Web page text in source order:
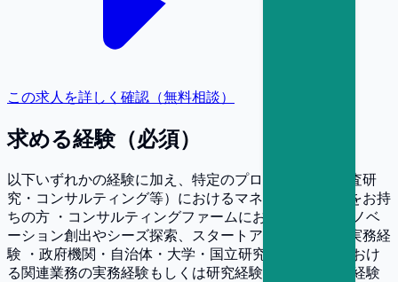
この求人を詳しく確認（無料相談）
求める経験（必須）
以下いずれかの経験に加え、特定のプロジェクト（調査研
究・コンサルティング等）におけるマネジメント経験をお持
ちの方 ・コンサルティングファームにおける、地域イノベ
ーション創出やシーズ探索、スタートアップ支援等の実務経
験 ・政府機関・自治体・大学・国立研究開発法人等におけ
る関連業務の実務経験もしくは研究経験・実績 ・実務経験